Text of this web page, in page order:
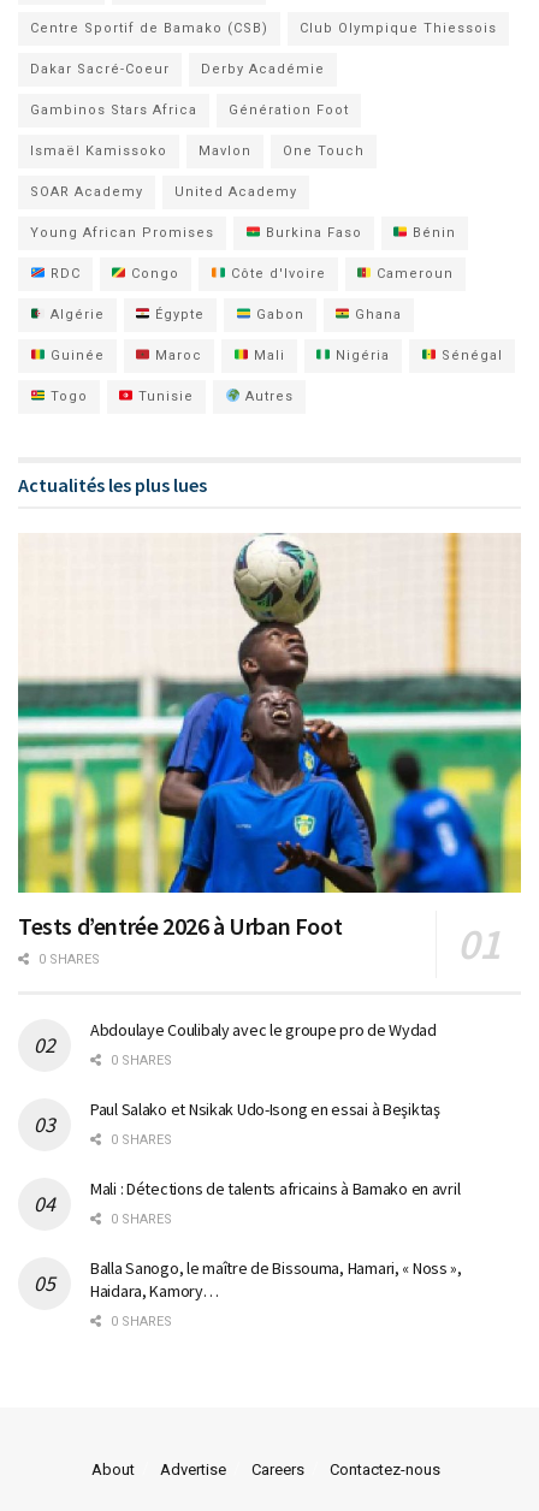
Centre Sportif de Bamako (CSB) Club Olympique Thiessois
Dakar Sacré-Coeur Derby Académie
Gambinos Stars Africa Génération Foot
Ismaël Kamissoko Mavlon One Touch
SOAR Academy United Academy
Young African Promises Burkina Faso Bénin
RDC Congo Côte d'Ivoire Cameroun
Algérie Égypte Gabon Ghana
Guinée Maroc Mali Nigéria Sénégal
Togo Tunisie Autres
Actualités les plus lues
Tests d’entrée 2026 à Urban Foot
0 SHARES
Abdoulaye Coulibaly avec le groupe pro de Wydad
0 SHARES
Paul Salako et Nsikak Udo-Isong en essai à Beşiktaş
0 SHARES
Mali : Détections de talents africains à Bamako en avril
0 SHARES
Balla Sanogo, le maître de Bissouma, Hamari, « Noss »,
Haidara, Kamory…
0 SHARES
About Advertise Careers Contactez-nous